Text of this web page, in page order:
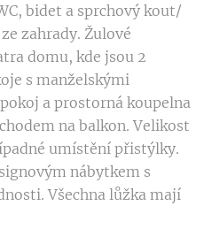
bidet a sprchový kout/
zahrady. Žulové
domu, kde jsou 2
s manželskými
a prostorná koupelna
na balkon. Velikost
umístění přistýlky.
nábytkem s
Všechna lůžka mají